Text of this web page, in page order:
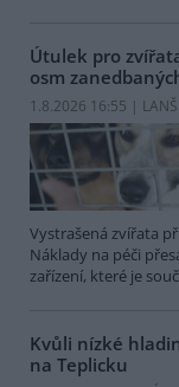
Útulek pro
osm
1.8.2026 16:55 |
Vystrašená zvířata
Náklady na péči
zařízení, které je
Kvůli nízké
na Teplicku